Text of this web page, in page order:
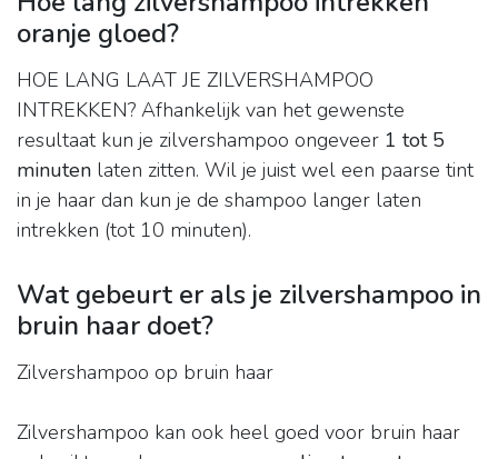
oranje gloed?
HOE LANG LAAT JE ZILVERSHAMPOO
INTREKKEN? Afhankelijk van het gewenste
resultaat kun je zilvershampoo ongeveer 1 tot 5
minuten laten zitten. Wil je juist wel een paarse tint
in je haar dan kun je de shampoo langer laten
intrekken (tot 10 minuten).
Wat gebeurt er als je zilvershampoo in
bruin haar doet?
Zilvershampoo op bruin haar
Zilvershampoo kan ook heel goed voor bruin haar